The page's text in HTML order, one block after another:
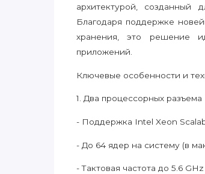
архитектурой, созданный
Благодаря поддержке
хранения, это решение
приложений.
Ключевые особенности и
1. Два процессорных разъема
- Поддержка Intel Xeon
- До 64 ядер на систему (в
- Тактовая частота до 5.6